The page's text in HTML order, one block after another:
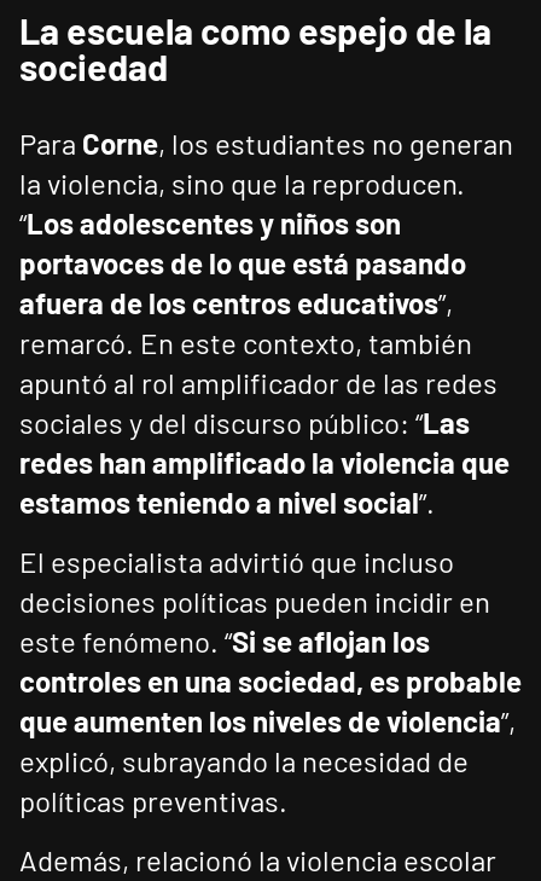
La escuela como espejo de la
sociedad
Para Corne, los estudiantes no generan
la violencia, sino que la reproducen.
“Los adolescentes y niños son
portavoces de lo que está pasando
afuera de los centros educativos”,
remarcó. En este contexto, también
apuntó al rol amplificador de las redes
sociales y del discurso público: “Las
redes han amplificado la violencia que
estamos teniendo a nivel social”.
El especialista advirtió que incluso
decisiones políticas pueden incidir en
este fenómeno. “Si se aflojan los
controles en una sociedad, es probable
que aumenten los niveles de violencia”,
explicó, subrayando la necesidad de
políticas preventivas.
Además, relacionó la violencia escolar